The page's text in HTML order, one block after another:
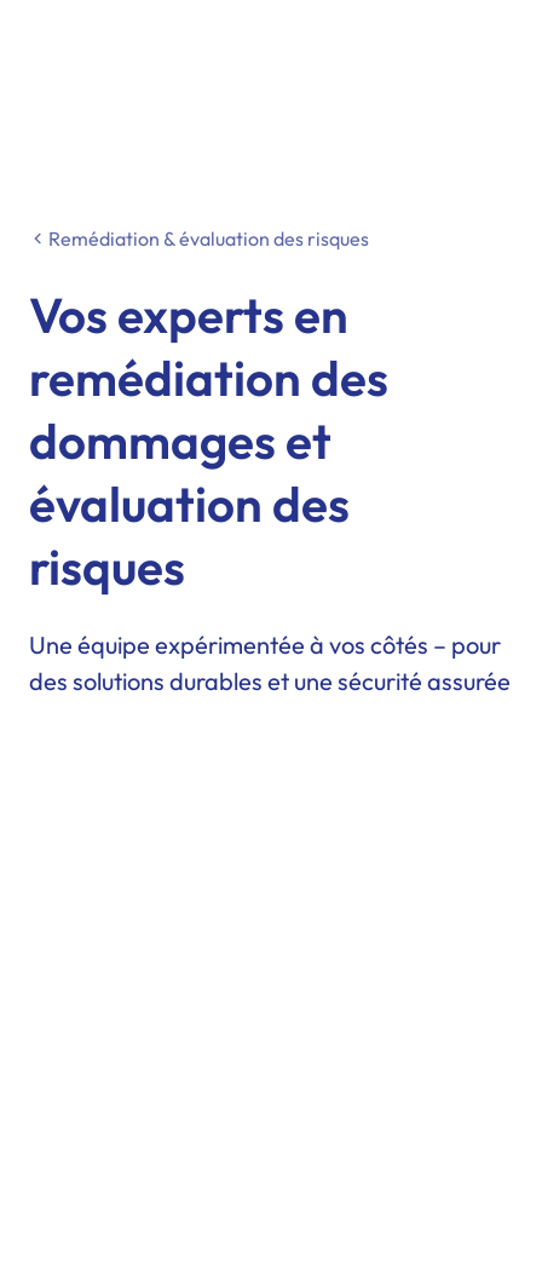
Remédiation & évaluation des risques
Vos experts en
remédiation des
dommages et
évaluation des
risques
Une équipe expérimentée à vos côtés – pour
des solutions durables et une sécurité assurée